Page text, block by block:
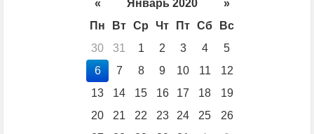
« Январь 2020
»
Пн
Вт Ср Чт Пт Сб
Вс
30
31 1 2 3 4
5
6
7 8 9 10 11
12
13
14 15 16 17 18
19
20
21 22 23 24 25
26